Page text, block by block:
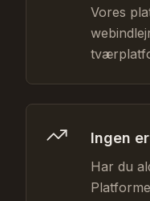
Vores
Ingen
Har du